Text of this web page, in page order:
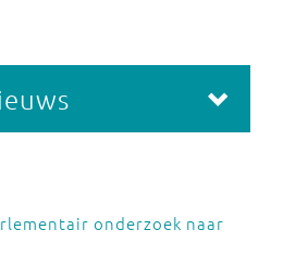
onderzoek naar